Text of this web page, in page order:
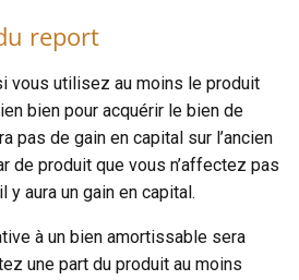
report
vous utilisez au moins le produit
bien pour acquérir le bien de
pas de gain en capital sur l’ancien
de produit que vous n’affectez pas
y aura un gain en capital.
à un bien amortissable sera
une part du produit au moins